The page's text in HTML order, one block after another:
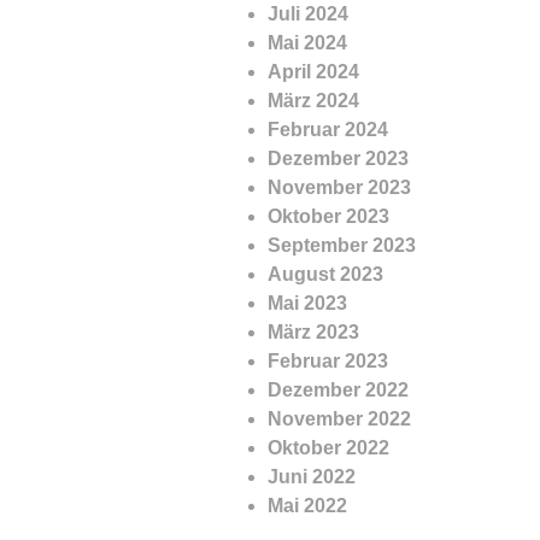
Juli 2024
Mai 2024
April 2024
März 2024
Februar 2024
Dezember 2023
November 2023
Oktober 2023
September 2023
August 2023
Mai 2023
März 2023
Februar 2023
Dezember 2022
November 2022
Oktober 2022
Juni 2022
Mai 2022